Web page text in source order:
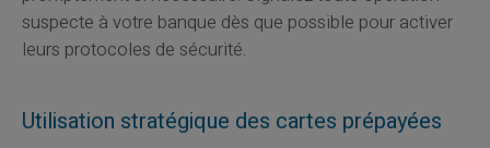
suspecte à votre banque dès que possible pour activer
leurs protocoles de sécurité.
Utilisation stratégique des cartes prépayées